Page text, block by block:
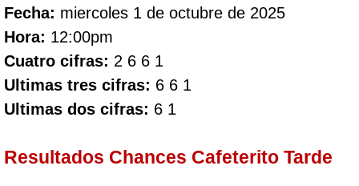
Fecha: miercoles 1 de octubre de 2025
Hora: 12:00pm
Cuatro cifras: 2 6 6 1
Ultimas tres cifras: 6 6 1
Ultimas dos cifras: 6 1
Resultados Chances Cafeterito Tarde